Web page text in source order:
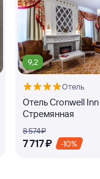
9,2
Отель
Отель Cronwell Inn
Стремянная
8 ⁠574 ⁠₽
7 ⁠717 ⁠₽ -10%